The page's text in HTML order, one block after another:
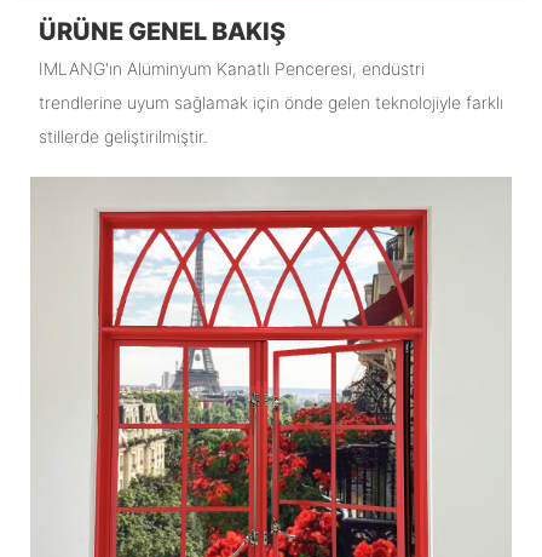
ÜRÜNE GENEL BAKIŞ
IMLANG'ın Alüminyum Kanatlı Penceresi, endüstri
trendlerine uyum sağlamak için önde gelen teknolojiyle farklı
stillerde geliştirilmiştir.